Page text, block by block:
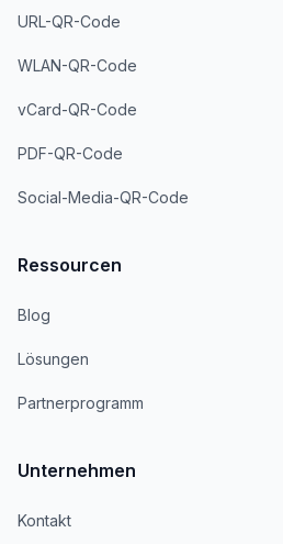
URL-QR-Code
WLAN-QR-Code
vCard-QR-Code
PDF-QR-Code
Social-Media-QR-Code
Ressourcen
Blog
Lösungen
Partnerprogramm
Unternehmen
Kontakt